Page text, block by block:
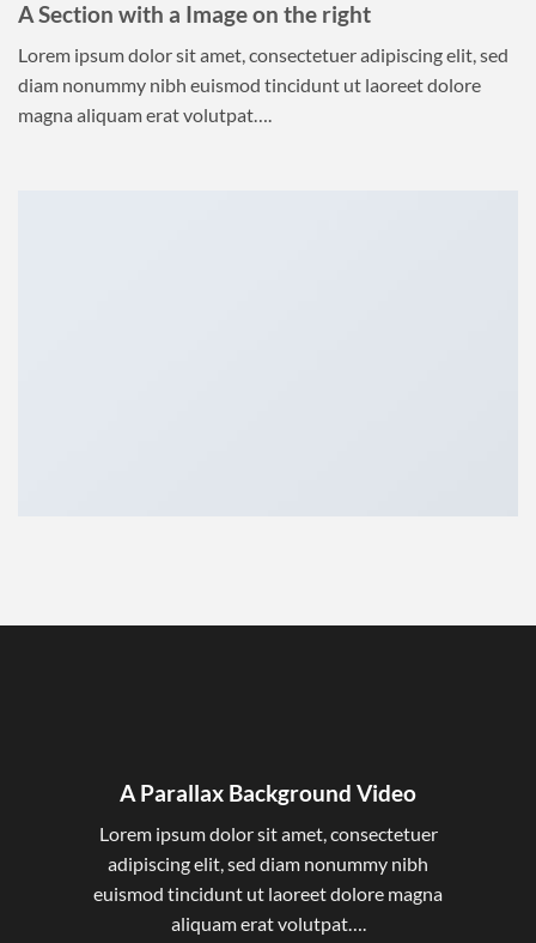
A Section with a Image on the right
Lorem ipsum dolor sit amet, consectetuer adipiscing elit, sed
diam nonummy nibh euismod tincidunt ut laoreet dolore
magna aliquam erat volutpat….
A Parallax Background Video
Lorem ipsum dolor sit amet, consectetuer
adipiscing elit, sed diam nonummy nibh
euismod tincidunt ut laoreet dolore magna
aliquam erat volutpat….